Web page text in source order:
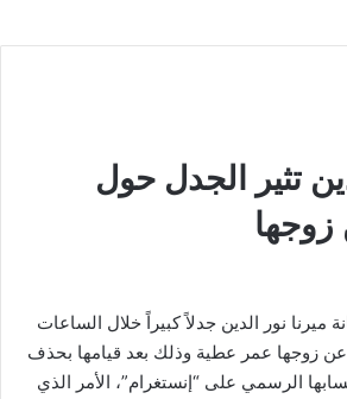
تثير الجدل حول
زوجها
ميرنا نور الدين جدلاً كبيراً خلال الساعات
عن زوجها عمر عطية وذلك بعد قيامها بحذف
الرسمي على “إنستغرام”، الأمر الذي